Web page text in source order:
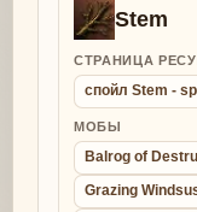
Stem
СТРАНИЦА
спойл Stem -
МОБЫ
Balrog of
Grazing